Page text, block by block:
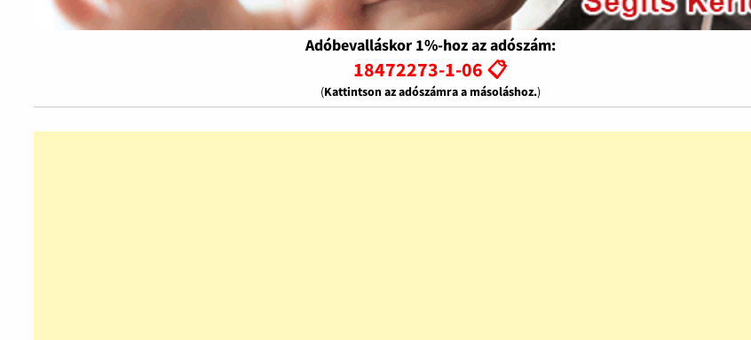
Adóbevalláskor 1%-hoz az adószám:
18472273-1-06 📋
(Kattintson az adószámra a másoláshoz.)